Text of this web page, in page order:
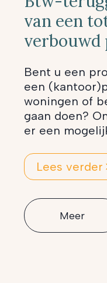
van een
verbouwd
Bent u een
een
woningen of
gaan doen?
er een
Lees verder
Meer